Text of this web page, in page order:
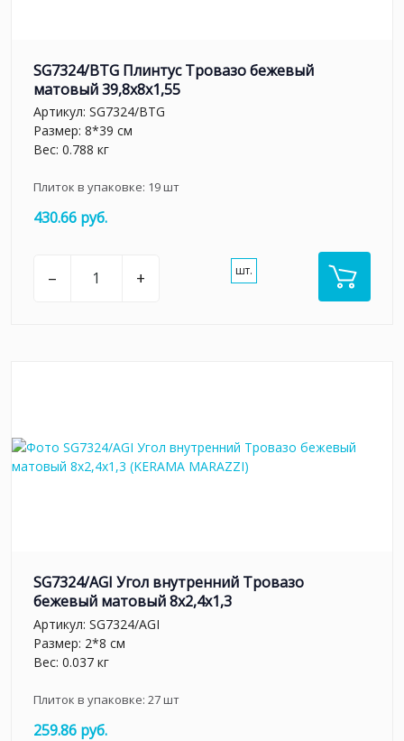
SG7324/BTG Плинтус Тровазо бежевый
матовый 39,8x8x1,55
Артикул: SG7324/BTG
Размер: 8*39 см
Вес: 0.788 кг
Плиток в упаковке: 19шт
430.66 руб.
– + шт.
SG7324/AGI Угол внутренний Тровазо
бежевый матовый 8x2,4x1,3
Артикул: SG7324/AGI
Размер: 2*8 см
Вес: 0.037 кг
Плиток в упаковке: 27шт
259.86 руб.